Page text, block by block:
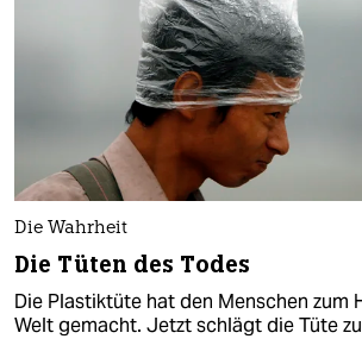
Die Wahrheit
Die Tüten des Todes
Die Plastiktüte hat den Menschen zum
Welt gemacht. Jetzt schlägt die Tüte